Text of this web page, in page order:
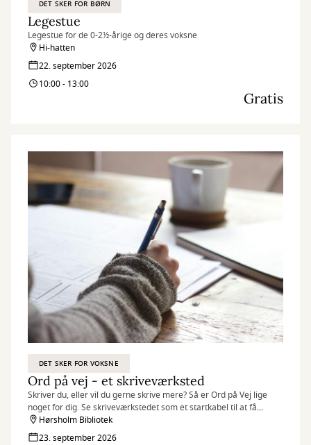
DET SKER FOR BØRN
Legestue
Legestue for de 0-2½-årige og deres voksne
Hi-hatten
22. september 2026
10:00 - 13:00
Gratis
DET SKER FOR VOKSNE
Ord på vej - et skriveværksted
Skriver du, eller vil du gerne skrive mere? Så er Ord på Vej lige
noget for dig. Se skriveværkstedet som et startkabel til at få
skrevet mere.
Hørsholm Bibliotek
23. september 2026